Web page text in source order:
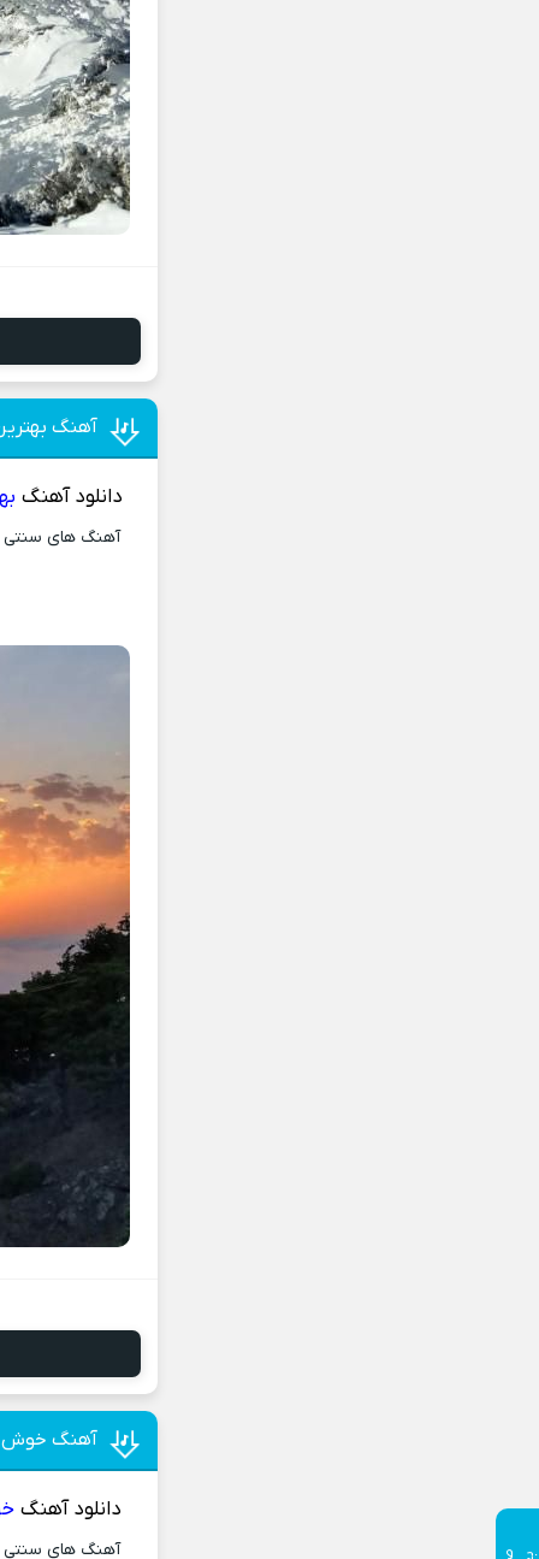
آهنگ
دانلود آهنگ
آهنگ های سنتی
آهنگ خوش
دانلود آهنگ
آهنگ های سنتی